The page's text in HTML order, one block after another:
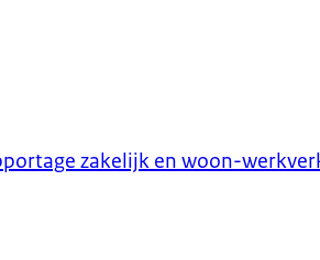
zakelijk en woon-